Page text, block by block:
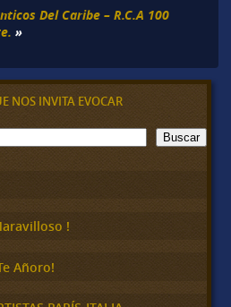
Del Caribe – R.C.A 100
»
NOS INVITA EVOCAR
Buscar
!
Añoro!